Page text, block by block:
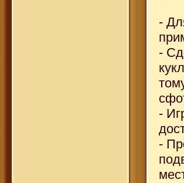
-
-
-
-